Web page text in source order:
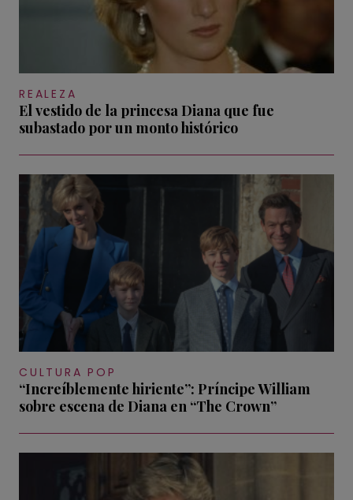
REALEZA
El vestido de la princesa Diana que fue
subastado por un monto histórico
CULTURA POP
“Increíblemente hiriente”: Príncipe William
sobre escena de Diana en “The Crown”